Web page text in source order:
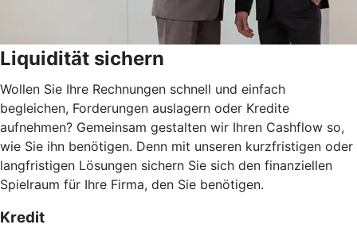
Liquidität sichern
Wollen Sie Ihre Rechnungen schnell und einfach
begleichen, Forderungen auslagern oder Kredite
aufnehmen? Gemeinsam gestalten wir Ihren Cashflow so,
wie Sie ihn benötigen. Denn mit unseren kurzfristigen oder
langfristigen Lösungen sichern Sie sich den finanziellen
Spielraum für Ihre Firma, den Sie benötigen.
Kredit